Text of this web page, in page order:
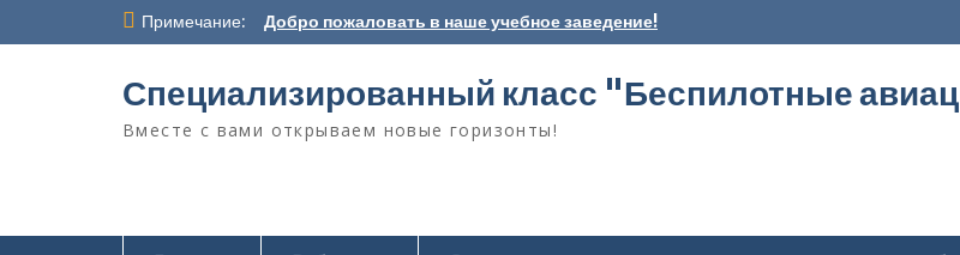
Примечание: Добро пожаловать в наше учебное заведение!
Специализированный класс "Беспилотные
Вместе с вами открываем новые горизонты!